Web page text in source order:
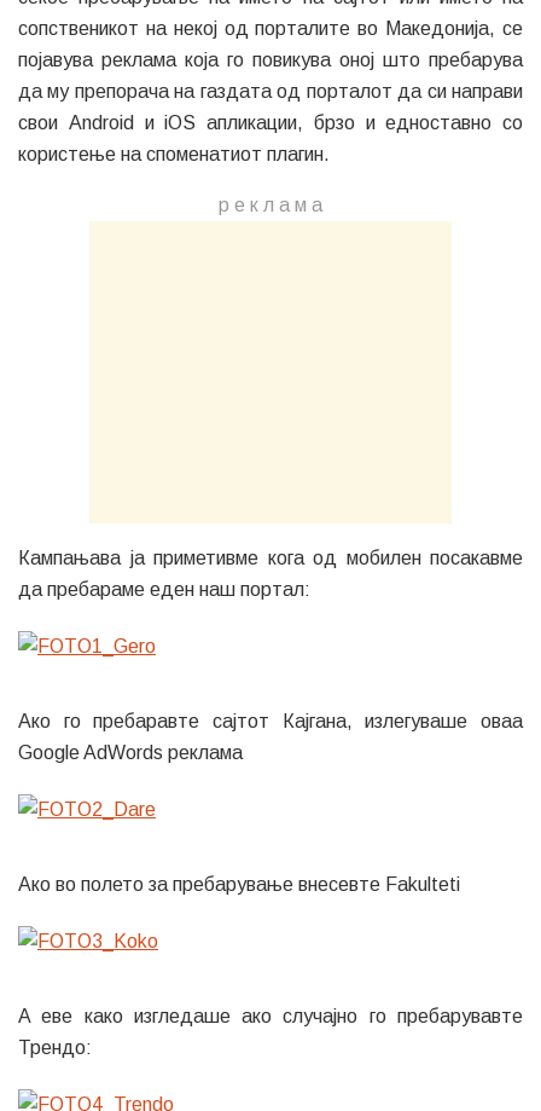
сопственикот на некој од порталите во Македонија, се
појавува реклама која го повикува оној што пребарува
да му препорача на газдата од порталот да си направи
свои Android и iOS апликации, брзо и едноставно со
користење на споменатиот плагин.
р е к л а м a
Кампањава ја приметивме кога од мобилен посакавме
да пребараме еден наш портал:
Ако го пребаравте сајтот Кајгана, излегуваше оваа
Google AdWords реклама
Ако во полето за пребарување внесевте Fakulteti
A eве како изгледаше ако случајно го пребарувавте
Трендо: